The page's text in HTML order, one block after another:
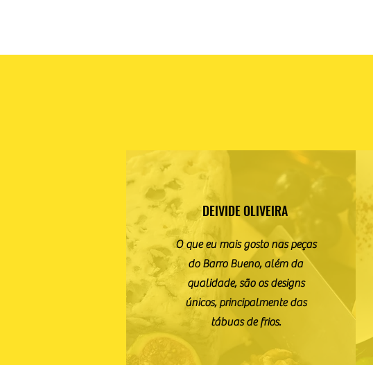
DEIVIDE OLIVEIRA
O que eu mais gosto nas peças
do Barro Bueno, além da
qualidade, são os designs
únicos, principalmente das
tábuas de frios.